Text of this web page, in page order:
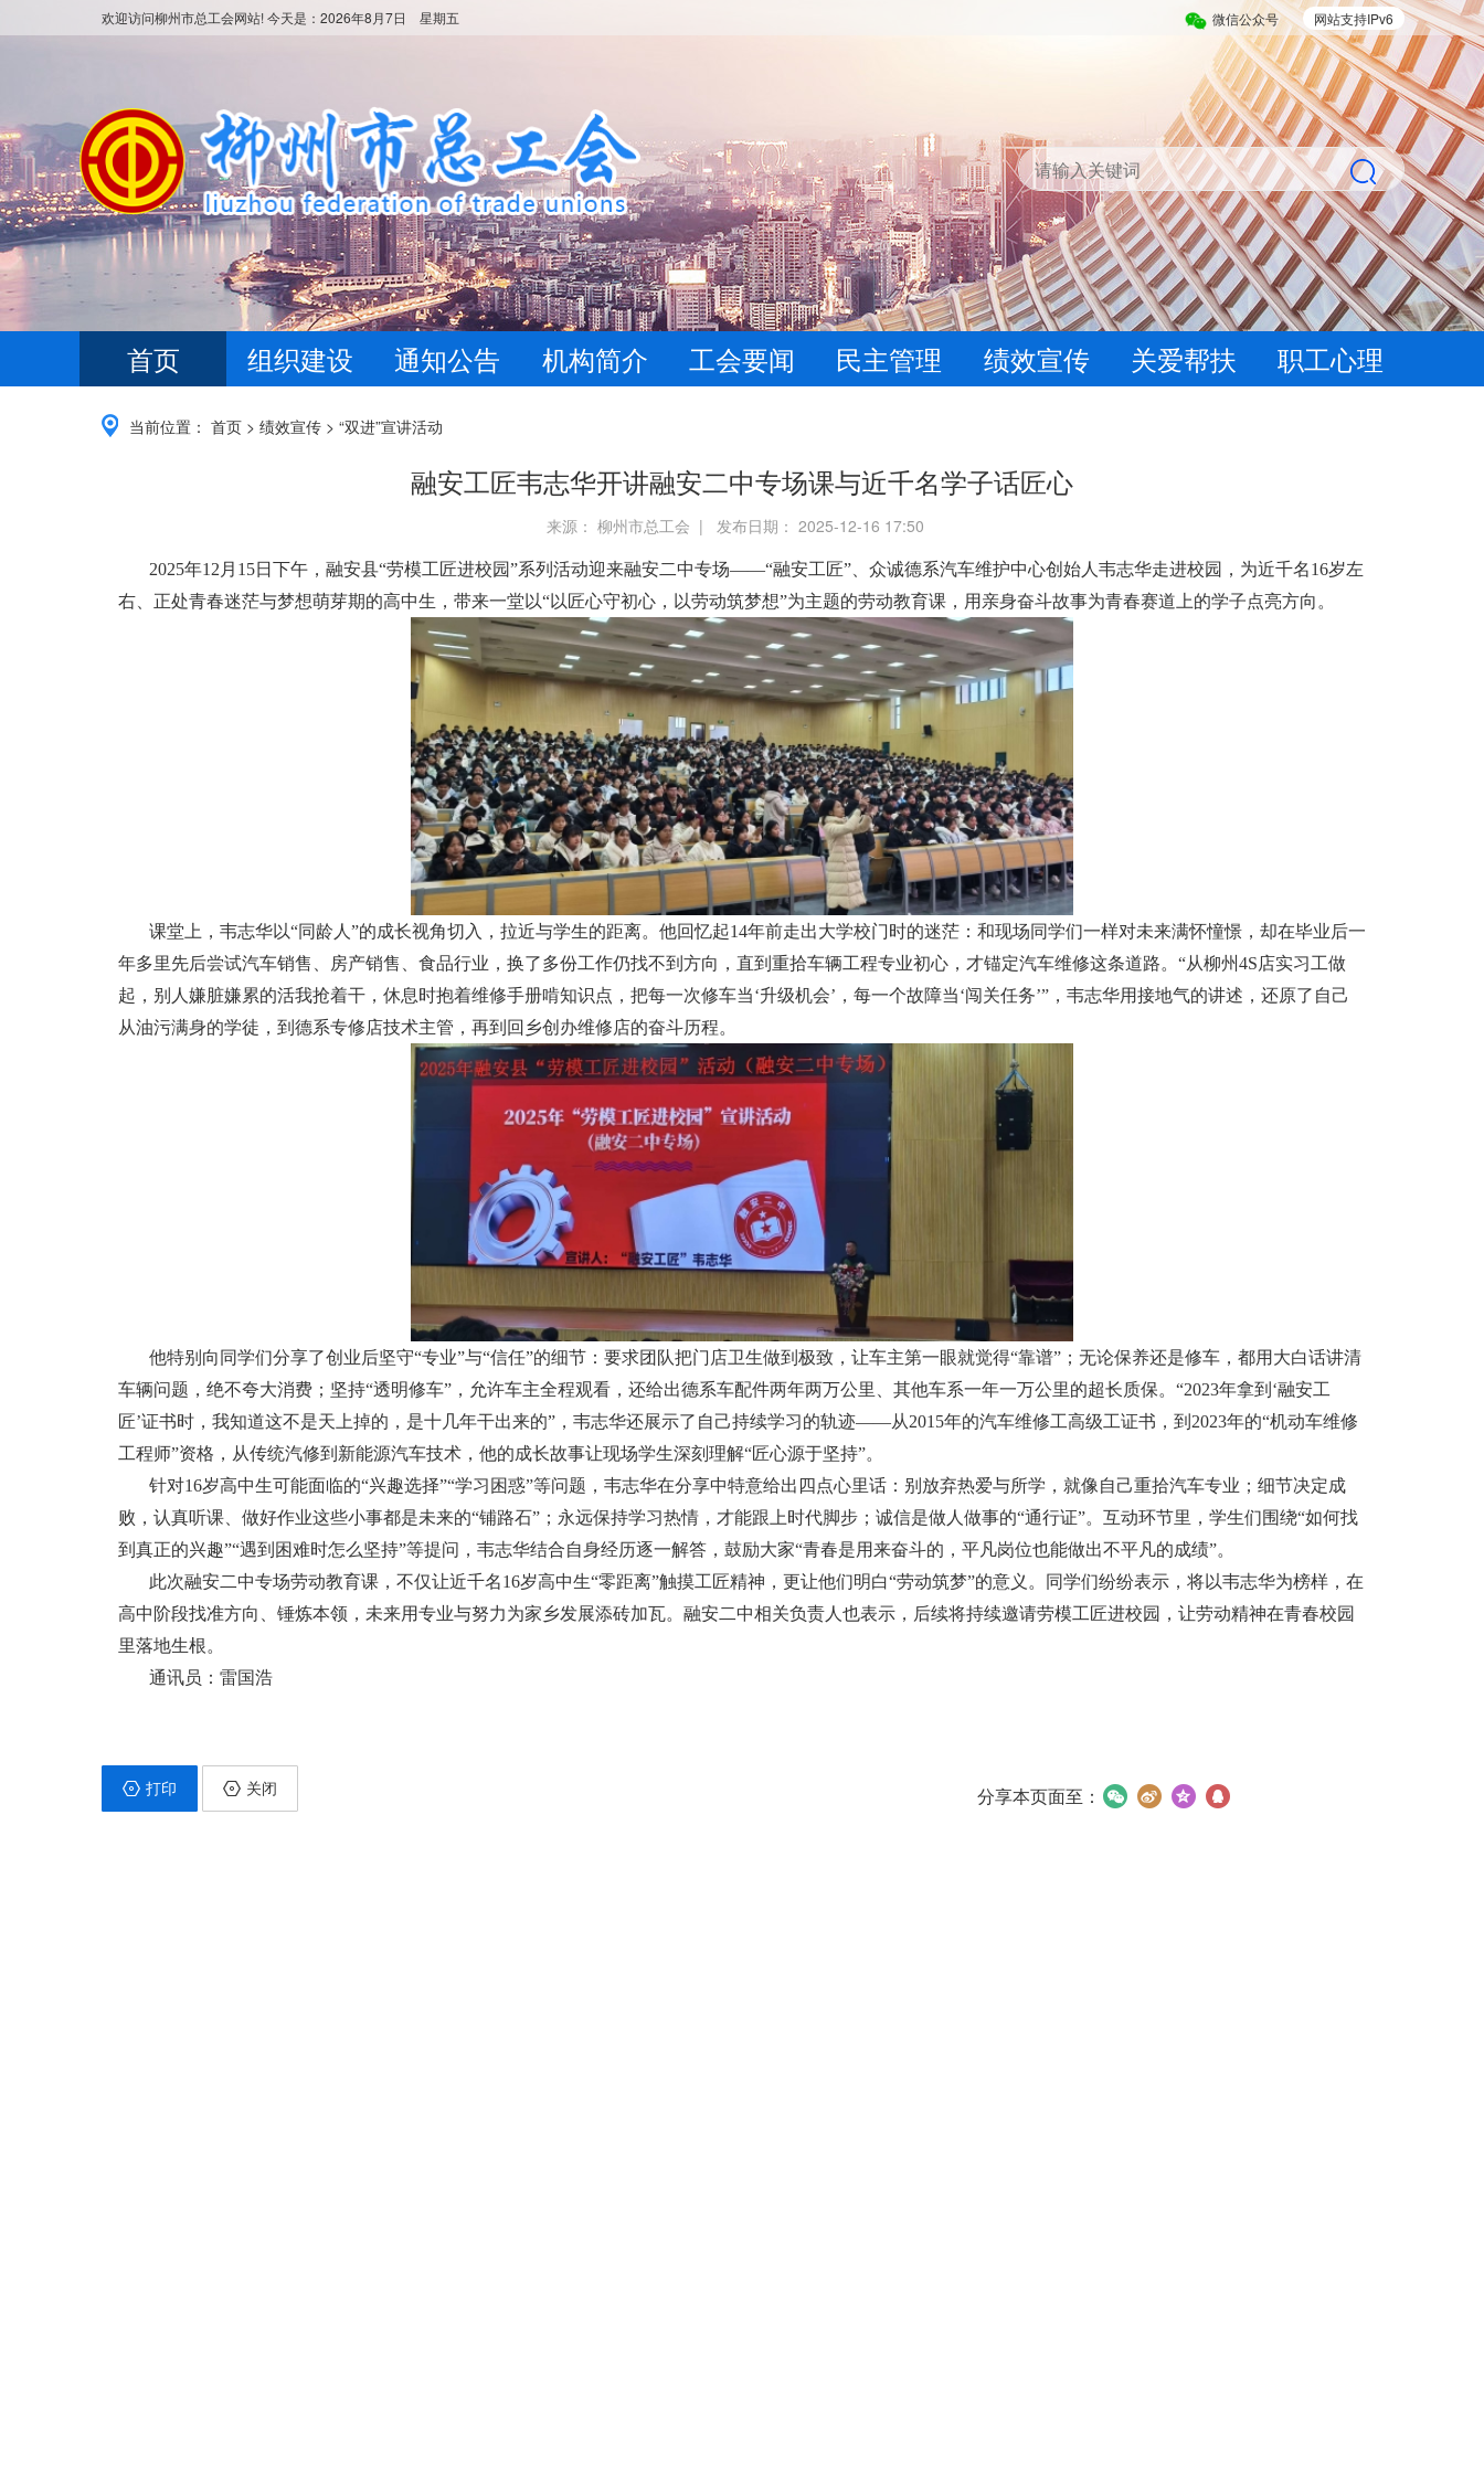
网站支持IPv6
微信公众号
欢迎访问柳州市总工会网站! 今天是： 2026年8月7日 星期五
首页 组织建设 通知公告 机构简介 工会要闻 民主管理 绩效宣传 关爱帮扶 职工心理
当前位置： 首页 > 绩效宣传 > “双进”宣讲活动
融安工匠韦志华开讲融安二中专场课与近千名学子话匠心
来源： 柳州市总工会 | 发布日期： 2025-12-16 17:50
2025年12月15日下午，融安县“劳模工匠进校园”系列活动迎来融安二中专场——“融安工匠”、众诚德系汽车维护中心创始人韦志华走进校园，为近千名16岁左
右、正处青春迷茫与梦想萌芽期的高中生，带来一堂以“以匠心守初心，以劳动筑梦想”为主题的劳动教育课，用亲身奋斗故事为青春赛道上的学子点亮方向。
课堂上，韦志华以“同龄人”的成长视角切入，拉近与学生的距离。他回忆起14年前走出大学校门时的迷茫：和现场同学们一样对未来满怀憧憬，却在毕业后一
年多里先后尝试汽车销售、房产销售、食品行业，换了多份工作仍找不到方向，直到重拾车辆工程专业初心，才锚定汽车维修这条道路。“从柳州4S店实习工做
起，别人嫌脏嫌累的活我抢着干，休息时抱着维修手册啃知识点，把每一次修车当‘升级机会’，每一个故障当‘闯关任务’”，韦志华用接地气的讲述，还原了自己
从油污满身的学徒，到德系专修店技术主管，再到回乡创办维修店的奋斗历程。
他特别向同学们分享了创业后坚守“专业”与“信任”的细节：要求团队把门店卫生做到极致，让车主第一眼就觉得“靠谱”；无论保养还是修车，都用大白话讲清
车辆问题，绝不夸大消费；坚持“透明修车”，允许车主全程观看，还给出德系车配件两年两万公里、其他车系一年一万公里的超长质保。“2023年拿到‘融安工
匠’证书时，我知道这不是天上掉的，是十几年干出来的”，韦志华还展示了自己持续学习的轨迹——从2015年的汽车维修工高级工证书，到2023年的“机动车维修
工程师”资格，从传统汽修到新能源汽车技术，他的成长故事让现场学生深刻理解“匠心源于坚持”。
针对16岁高中生可能面临的“兴趣选择”“学习困惑”等问题，韦志华在分享中特意给出四点心里话：别放弃热爱与所学，就像自己重拾汽车专业；细节决定成
败，认真听课、做好作业这些小事都是未来的“铺路石”；永远保持学习热情，才能跟上时代脚步；诚信是做人做事的“通行证”。互动环节里，学生们围绕“如何找
到真正的兴趣”“遇到困难时怎么坚持”等提问，韦志华结合自身经历逐一解答，鼓励大家“青春是用来奋斗的，平凡岗位也能做出不平凡的成绩”。
此次融安二中专场劳动教育课，不仅让近千名16岁高中生“零距离”触摸工匠精神，更让他们明白“劳动筑梦”的意义。同学们纷纷表示，将以韦志华为榜样，在
高中阶段找准方向、锤炼本领，未来用专业与努力为家乡发展添砖加瓦。融安二中相关负责人也表示，后续将持续邀请劳模工匠进校园，让劳动精神在青春校园
里落地生根。
通讯员：雷国浩
打印 关闭 分享本页面至：